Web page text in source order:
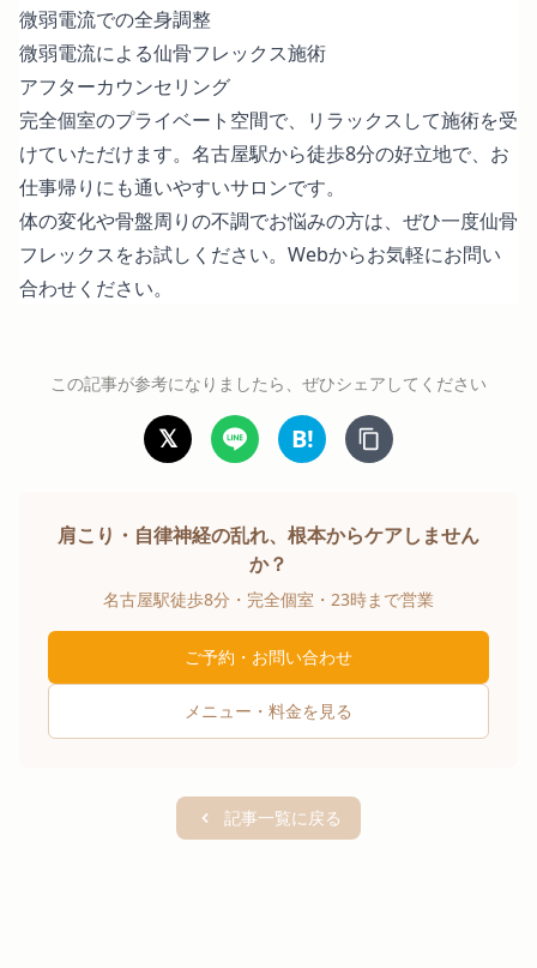
微弱電流での全身調整
微弱電流による仙骨フレックス施術
アフターカウンセリング
完全個室のプライベート空間で、リラックスして施術を受
けていただけます。名古屋駅から徒歩8分の好立地で、お
仕事帰りにも通いやすいサロンです。
体の変化や骨盤周りの不調でお悩みの方は、ぜひ一度仙骨
フレックスをお試しください。 Webからお気軽にお問い
合わせください。
この記事が参考になりましたら、ぜひシェアしてください
𝕏 B!
肩こり・自律神経の乱れ、根本からケアしません
か？
名古屋駅徒歩8分・完全個室・23時まで営業
ご予約・お問い合わせ
メニュー・料金を見る
記事一覧に戻る